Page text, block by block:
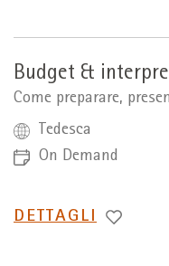
Budget &
Come preparare,
Tedesca
On Demand
PASSA
DETTAGLI